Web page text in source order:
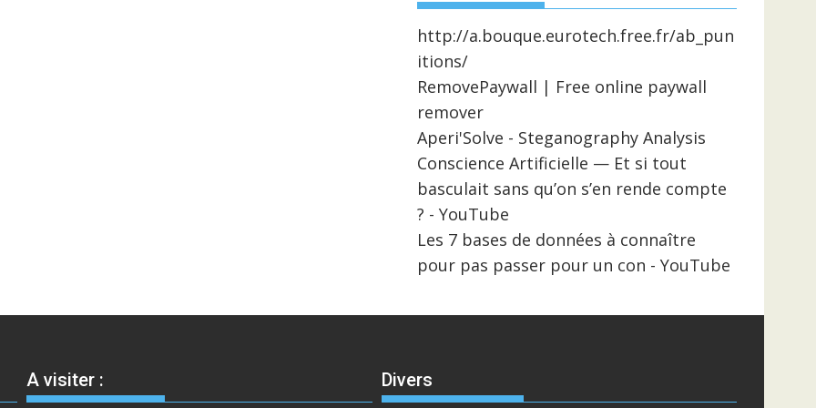
http://a.bouque.eurotech.free.fr/ab_pun
itions/
RemovePaywall | Free online paywall
remover
Aperi'Solve - Steganography Analysis
Conscience Artificielle — Et si tout
basculait sans qu’on s’en rende compte
? - YouTube
Les 7 bases de données à connaître
pour pas passer pour un con - YouTube
A visiter : Divers